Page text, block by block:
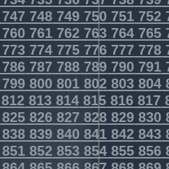
747 748 749 750 751 752
760 761 762 763 764 765
773 774 775 776 777 778
786 787 788 789 790 791
799 800 801 802 803 804
812 813 814 815 816 817
825 826 827 828 829 830
838 839 840 841 842 843
851 852 853 854 855 856